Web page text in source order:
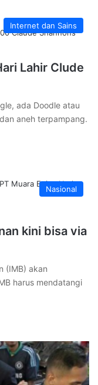
Internet dan Sains
Lahir Clude
ada Doodle atau
aneh terpampang.
Nasional
kini bisa via
(IMB) akan
harus mendatangi